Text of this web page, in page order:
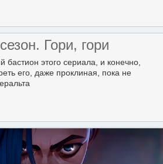
Гори, гори
бастион этого сериала, и конечно,
его, даже проклиная, пока не